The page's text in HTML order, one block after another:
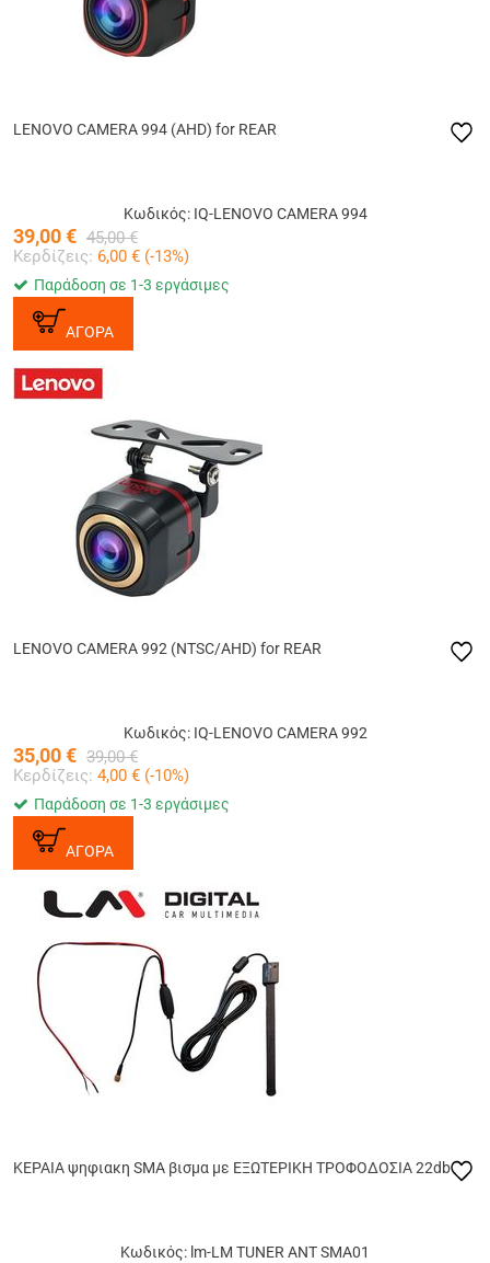
LENOVO CAMERA 994 (AHD) for REAR
Κωδικός: IQ-LENOVO CAMERA 994
39,00€ 45,00 €
Κερδίζεις: 6,00 € (-13%)
Παράδοση σε 1-3 εργάσιμες
ΑΓΟΡΑ
LENOVO CAMERA 992 (NTSC/AHD) for REAR
Κωδικός: IQ-LENOVO CAMERA 992
35,00€ 39,00 €
Κερδίζεις: 4,00 € (-10%)
Παράδοση σε 1-3 εργάσιμες
ΑΓΟΡΑ
ΚΕΡΑΙΑ ψηφιακη SMA βισμα με ΕΞΩΤΕΡΙΚΗ ΤΡΟΦΟΔΟΣΙΑ 22db
Κωδικός: lm-LM TUNER ANT SMA01